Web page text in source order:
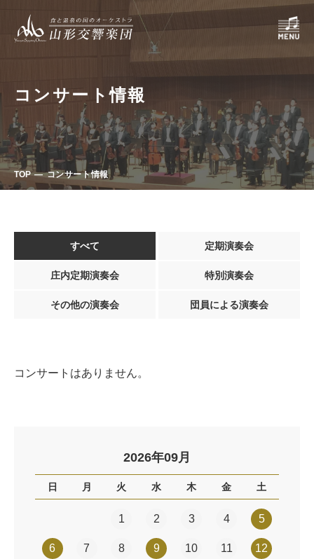
コンサート情報
TOP コンサート情報
すべて 定期演奏会
庄内定期演奏会 特別演奏会
その他の演奏会 団員による演奏会
コンサートはありません。
2026年09月
日 月 火 水 木 金 土
1 2 3 4 5
6 7 8 9 10 11 12